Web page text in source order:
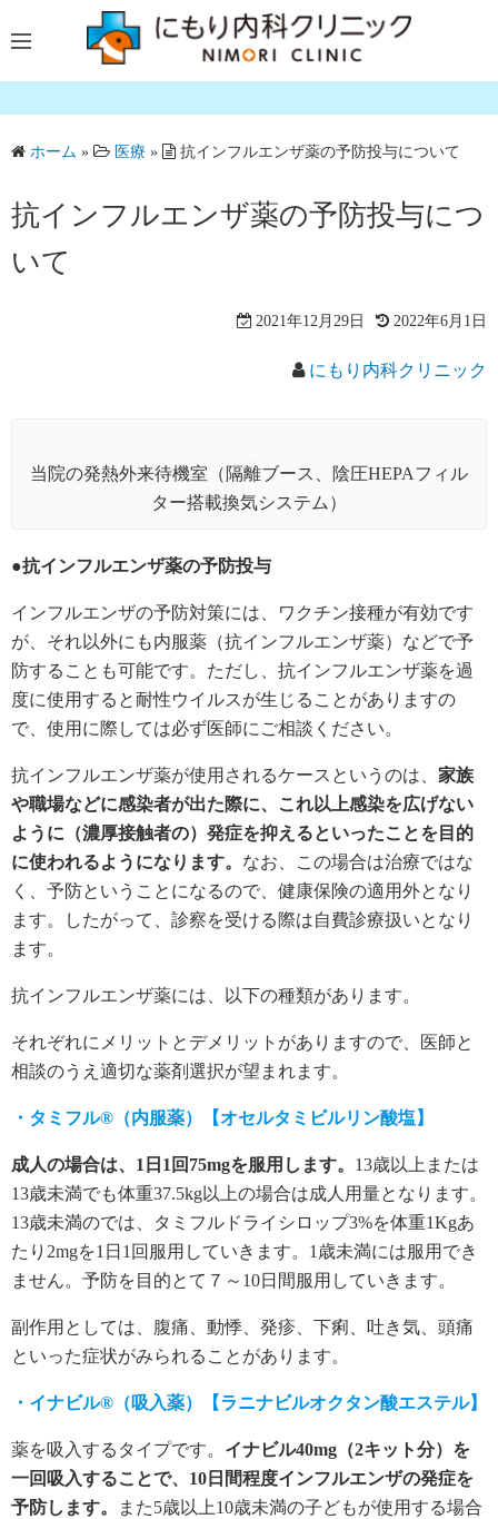
ン
へ
キ
プ
ホーム » 医療 » 抗インフルエンザ薬の予防投与について
抗インフルエンザ薬の予防投与につ
いて
2021年12月29日 2022年6月1日
にもり内科クリニック
当院の発熱外来待機室（隔離ブース、陰圧HEPAフィル
ター搭載換気システム）
●抗インフルエンザ薬の予防投与
インフルエンザの予防対策には、ワクチン接種が有効です
が、それ以外にも内服薬（抗インフルエンザ薬）などで予
防することも可能です。ただし、抗インフルエンザ薬を過
度に使用すると耐性ウイルスが生じることがありますの
で、使用に際しては必ず医師にご相談ください。
抗インフルエンザ薬が使用されるケースというのは、 家族
や職場などに感染者が出た際に、これ以上感染を広げない
ように（濃厚接触者の）発症を抑えるといったことを目的
に使われるようになります。 なお、この場合は治療ではな
く、予防ということになるので、健康保険の適用外となり
ます。したがって、診察を受ける際は自費診療扱いとなり
ます。
抗インフルエンザ薬には、以下の種類があります。
それぞれにメリットとデメリットがありますので、医師と
相談のうえ適切な薬剤選択が望まれます。
・タミフル®（内服薬）【オセルタミビルリン酸塩】
成人の場合は、1日1回75mgを服用します。 13歳以上または
13歳未満でも体重37.5kg以上の場合は成人用量となります。
13歳未満のでは、タミフルドライシロップ3%を体重1Kgあ
たり2mgを1日1回服用していきます。1歳未満には服用でき
ません。予防を目的とて７～10日間服用していきます。
副作用としては、腹痛、動悸、発疹、下痢、吐き気、頭痛
といった症状がみられることがあります。
・イナビル®（吸入薬）【ラニナビルオクタン酸エステル】
薬を吸入するタイプです。 イナビル40mg（2キット分）を
一回吸入することで、10日間程度インフルエンザの発症を
予防します。
また5歳以上10歳未満の子どもが使用する場合